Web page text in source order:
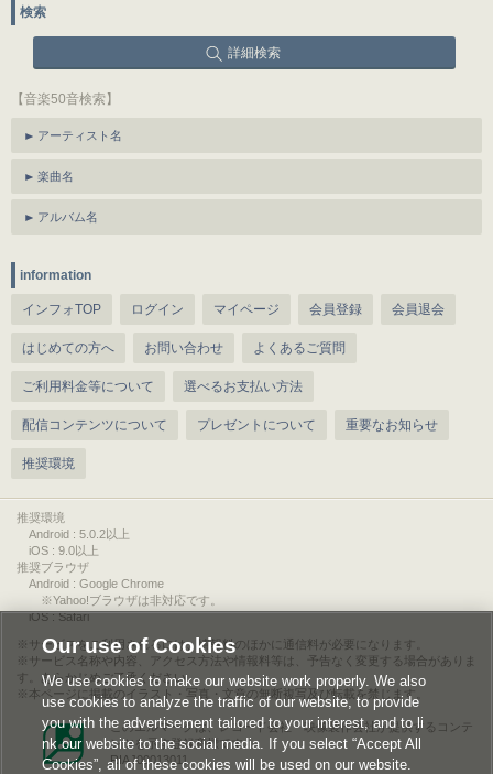
検索
詳細検索
【音楽50音検索】
アーティスト名
楽曲名
アルバム名
information
インフォTOP ログイン マイページ 会員登録 会員退会
はじめての方へ お問い合わせ よくあるご質問
ご利用料金等について 選べるお支払い方法
配信コンテンツについて プレゼントについて 重要なお知らせ
推奨環境
推奨環境
Android : 5.0.2以上
iOS : 9.0以上
推奨ブラウザ
Android : Google Chrome
※Yahoo!ブラウザは非対応です。
iOS : Safari
サービスをご利用されるには、情報料のほかに通信料が必要になります。
サービス名称や内容、アクセス方法や情報料等は、予告なく変更する場合がありま
す。あらかじめご了承ください。
本ページに掲載のイラスト・写真・文章の無断複写及び転載を禁じます。
このエルマークは、レコード会社・映像製作会社が提供するコンテ
ンツを示す登録商標です。
RIAJ00013011
Our use of Cookies
We use cookies to make our website work properly. We also
use cookies to analyze the traffic of our website, to provide
you with the advertisement tailored to your interest, and to li
nk our website to the social media. If you select “Accept All
Cookies”, all of these cookies will be used on our website.